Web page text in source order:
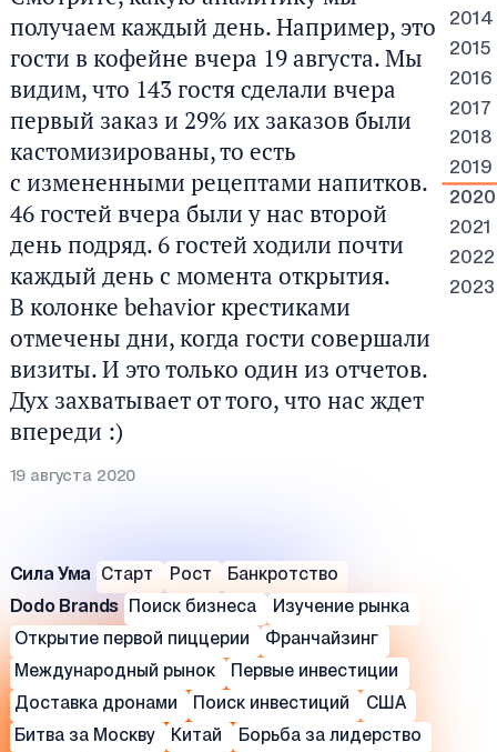
2014
2015
2016
2017
2018
2019
2020
2021
2022
2023
получаем каждый день. Например, это
гости в кофейне вчера 19 августа. Мы
видим, что 143 гостя сделали вчера
первый заказ и 29% их заказов были
кастомизированы, то есть
с измененными рецептами напитков.
46 гостей вчера были у нас второй
день подряд. 6 гостей ходили почти
каждый день с момента открытия.
В колонке behavior крестиками
отмечены дни, когда гости совершали
визиты. И это только один из отчетов.
Дух захватывает от того, что нас ждет
впереди :)
19 августа 2020
Сила Ума Старт Рост Банкротство
Dodo Brands Поиск бизнеса Изучение рынка
Открытие первой пиццерии Франчайзинг
Международный рынок Первые инвестиции
Доставка дронами Поиск инвестиций США
Битва за Москву Китай Борьба за лидерство